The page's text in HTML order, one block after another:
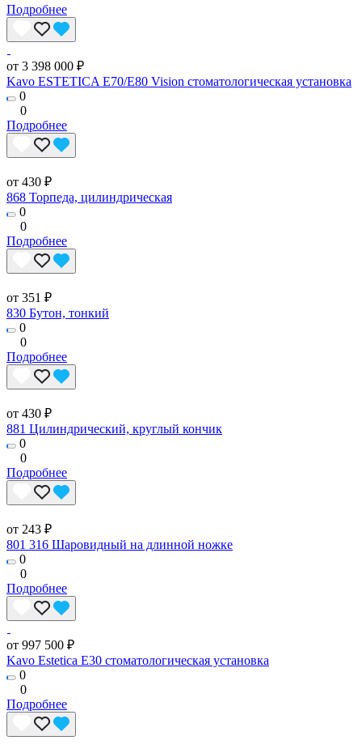
Подробнее
от 3 398 000 ₽
Kavo ESTETICA E70/E80 Vision стоматологическая установка
0
0
Подробнее
от 430 ₽
868 Торпеда, цилиндрическая
0
0
Подробнее
от 351 ₽
830 Бутон, тонкий
0
0
Подробнее
от 430 ₽
881 Цилиндрический, круглый кончик
0
0
Подробнее
от 243 ₽
801 316 Шаровидный на длинной ножке
0
0
Подробнее
от 997 500 ₽
Kavo Estetica E30 стоматологическая установка
0
0
Подробнее